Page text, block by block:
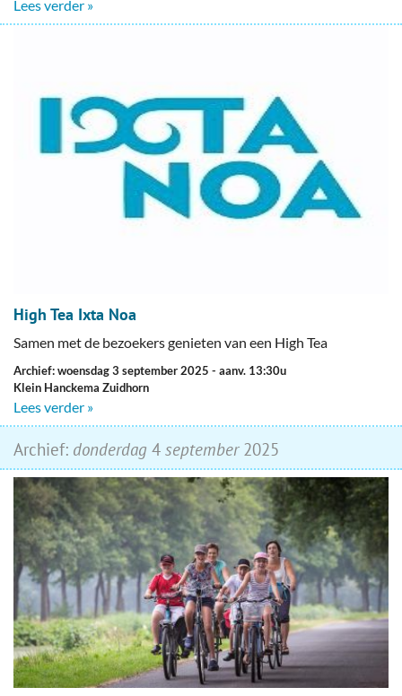
Lees verder »
High Tea Ixta Noa
Samen met de bezoekers genieten van een High Tea
Archief: woensdag 3 september 2025 - aanv. 13:30u
Klein Hanckema Zuidhorn
Lees verder »
Archief: donderdag 4 september2025